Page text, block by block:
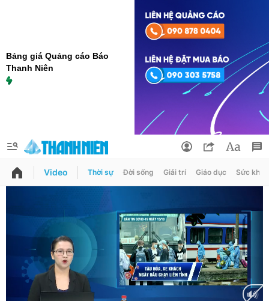
Bảng giá Quảng cáo Báo
Thanh Niên
QUẢNG CÁO
Chuyên mục
Chuyên mục khác
Thông tin tài khoản
Đổi mật khẩu
Tin đã lưu
Tin đã xem
Video Thời sự Đời sống Giải trí Giáo dục Sức khỏe